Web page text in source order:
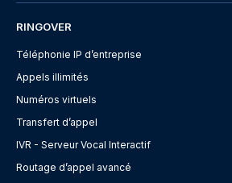
RINGOVER
Téléphonie IP d’entreprise
Appels illimités
Numéros virtuels
Transfert d’appel
IVR - Serveur Vocal Interactif
Routage d’appel avancé